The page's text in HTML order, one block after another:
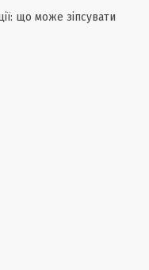
що може зіпсувати